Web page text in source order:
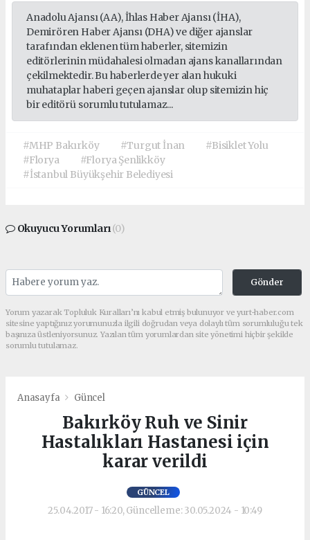
Anadolu Ajansı (AA), İhlas Haber Ajansı (İHA),
Demirören Haber Ajansı (DHA) ve diğer ajanslar
tarafından eklenen tüm haberler, sitemizin
editörlerinin müdahalesi olmadan ajans kanallarından
çekilmektedir. Bu haberlerde yer alan hukuki
muhataplar haberi geçen ajanslar olup sitemizin hiç
bir editörü sorumlu tutulamaz...
#MHP Bakırköy #Turgut İnan
#Bisiklet Yolu
#Florya
#Florya Şenlikköy
#İstanbul Büyükşehir Belediyesi
Okuyucu Yorumları(0)
Gönder
Yorum yazarak Topluluk Kuralları’nı kabul etmiş bulunuyor ve yurt-haber.com
sitesine yaptığınız yorumunuzla ilgili doğrudan veya dolaylı tüm sorumluluğu tek
başınıza üstleniyorsunuz. Yazılan tüm yorumlardan site yönetimi hiçbir şekilde
sorumlu tutulamaz.
Anasayfa Güncel
Bakırköy Ruh ve Sinir
Hastalıkları Hastanesi için
karar verildi
GÜNCEL
25.04.2017 - 16:20, Güncelleme: 30.05.2024 - 10:49